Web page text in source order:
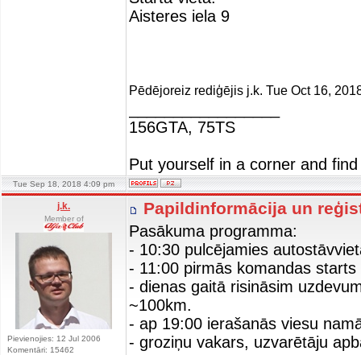
Aisteres iela 9
Pēdējoreiz rediģējis j.k. Tue Oct 16,
156GTA, 75TS
Put yourself in a corner and
Tue Sep 18, 2018 4:09 pm
j.k.
Member of
Pievienojies: 12 Jul 2006
Komentāri: 15462
Papildinformācija un
Pasākuma programma:
- 10:30 pulcējamies
- 11:00 pirmās komandas starts
- dienas gaitā risināsim
~100km.
- ap 19:00 ierašanās viesu
- groziņu vakars, uzvarētāju